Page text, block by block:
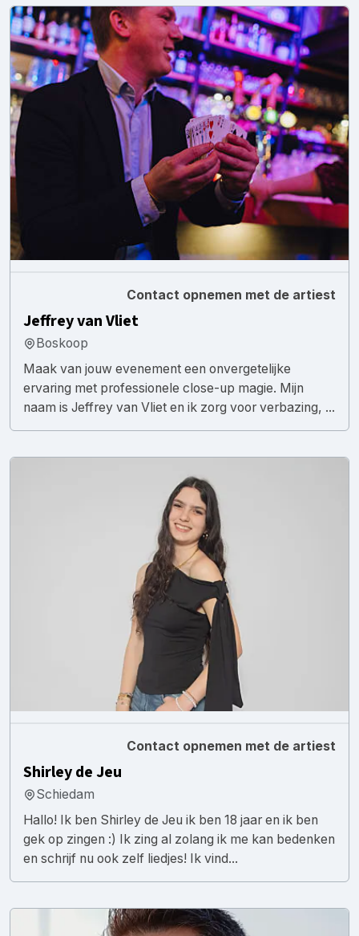
Contact opnemen met de artiest
Jeffrey van Vliet
Boskoop
Maak van jouw evenement een onvergetelijke
ervaring met professionele close-up magie. Mijn
naam is Jeffrey van Vliet en ik zorg voor verbazing, ...
Contact opnemen met de artiest
Shirley de Jeu
Schiedam
Hallo! Ik ben Shirley de Jeu ik ben 18 jaar en ik ben
gek op zingen :) Ik zing al zolang ik me kan bedenken
en schrijf nu ook zelf liedjes! Ik vind...